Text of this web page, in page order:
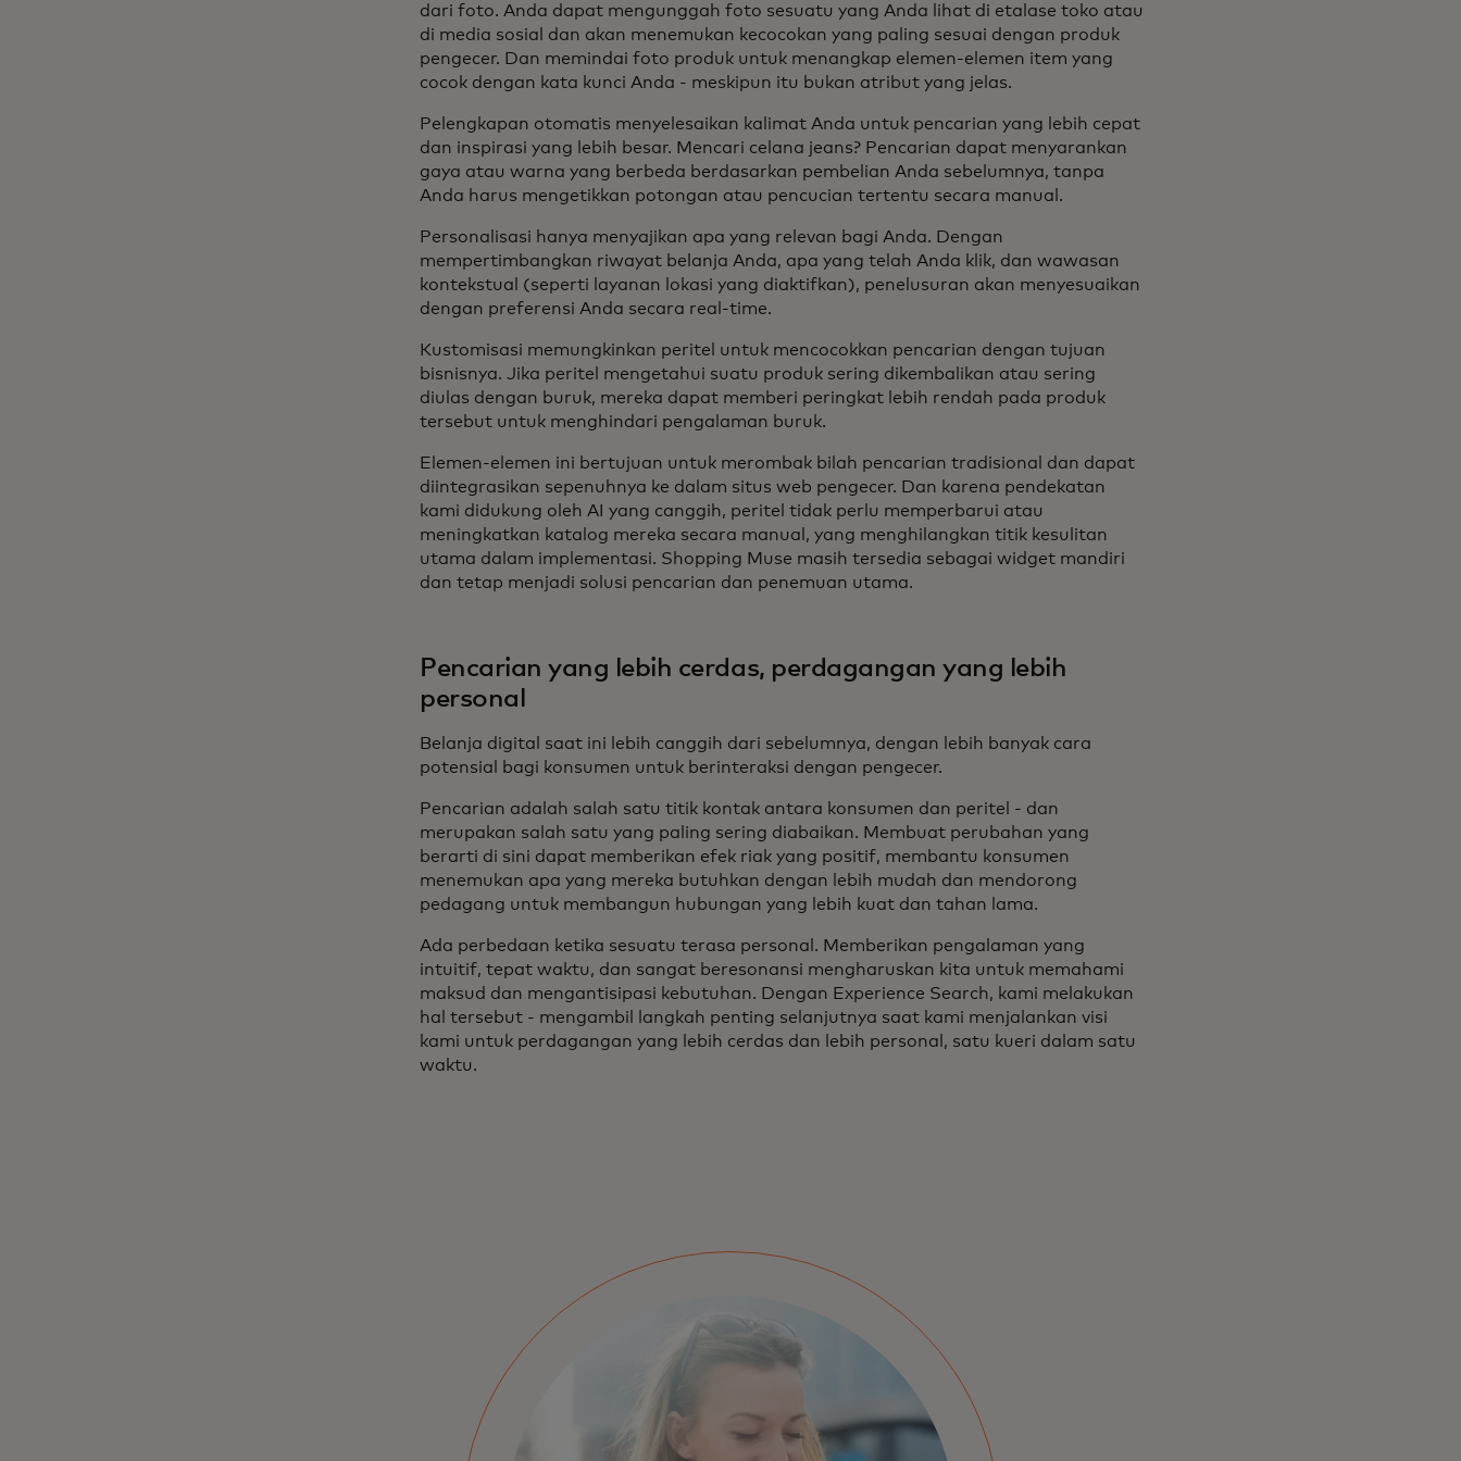
dari foto. Anda dapat mengunggah foto sesuatu yang Anda lihat di etalase toko atau
di media sosial dan akan menemukan kecocokan yang paling sesuai dengan produk
pengecer. Dan memindai foto produk untuk menangkap elemen-elemen item yang
cocok dengan kata kunci Anda - meskipun itu bukan atribut yang jelas.
Pelengkapan otomatis menyelesaikan kalimat Anda untuk pencarian yang lebih cepat
dan inspirasi yang lebih besar. Mencari celana jeans? Pencarian dapat menyarankan
gaya atau warna yang berbeda berdasarkan pembelian Anda sebelumnya, tanpa
Anda harus mengetikkan potongan atau pencucian tertentu secara manual.
Personalisasi hanya menyajikan apa yang relevan bagi Anda. Dengan
mempertimbangkan riwayat belanja Anda, apa yang telah Anda klik, dan wawasan
kontekstual (seperti layanan lokasi yang diaktifkan), penelusuran akan menyesuaikan
dengan preferensi Anda secara real-time.
Kustomisasi memungkinkan peritel untuk mencocokkan pencarian dengan tujuan
bisnisnya. Jika peritel mengetahui suatu produk sering dikembalikan atau sering
diulas dengan buruk, mereka dapat memberi peringkat lebih rendah pada produk
tersebut untuk menghindari pengalaman buruk.
Elemen-elemen ini bertujuan untuk merombak bilah pencarian tradisional dan dapat
diintegrasikan sepenuhnya ke dalam situs web pengecer. Dan karena pendekatan
kami didukung oleh AI yang canggih, peritel tidak perlu memperbarui atau
meningkatkan katalog mereka secara manual, yang menghilangkan titik kesulitan
utama dalam implementasi. Shopping Muse masih tersedia sebagai widget mandiri
dan tetap menjadi solusi pencarian dan penemuan utama.
Pencarian yang lebih cerdas, perdagangan yang lebih
personal
Belanja digital saat ini lebih canggih dari sebelumnya, dengan lebih banyak cara
potensial bagi konsumen untuk berinteraksi dengan pengecer.
Pencarian adalah salah satu titik kontak antara konsumen dan peritel - dan
merupakan salah satu yang paling sering diabaikan. Membuat perubahan yang
berarti di sini dapat memberikan efek riak yang positif, membantu konsumen
menemukan apa yang mereka butuhkan dengan lebih mudah dan mendorong
pedagang untuk membangun hubungan yang lebih kuat dan tahan lama.
Ada perbedaan ketika sesuatu terasa personal. Memberikan pengalaman yang
intuitif, tepat waktu, dan sangat beresonansi mengharuskan kita untuk memahami
maksud dan mengantisipasi kebutuhan. Dengan Experience Search, kami melakukan
hal tersebut - mengambil langkah penting selanjutnya saat kami menjalankan visi
kami untuk perdagangan yang lebih cerdas dan lebih personal, satu kueri dalam satu
waktu.